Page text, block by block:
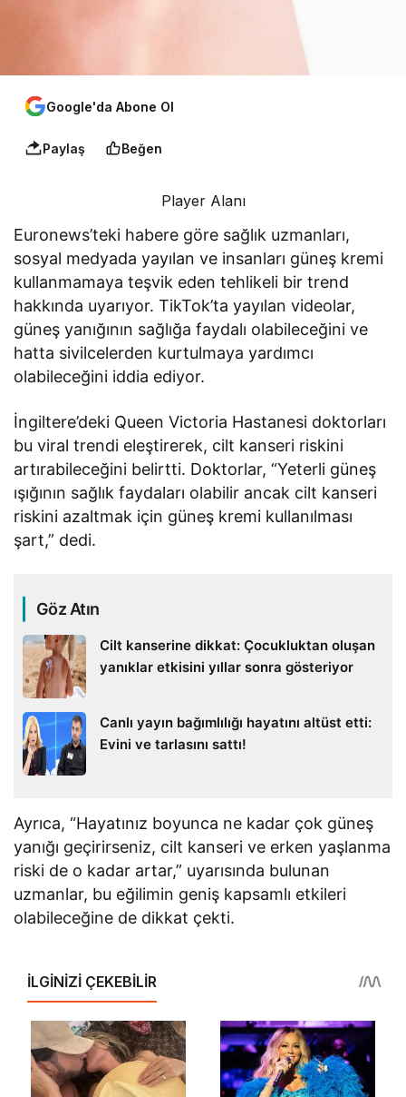
Google'da Abone Ol
Paylaş Beğen
Player Alanı
Euronews’teki habere göre sağlık uzmanları,
sosyal medyada yayılan ve insanları güneş kremi
kullanmamaya teşvik eden tehlikeli bir trend
hakkında uyarıyor. TikTok’ta yayılan videolar,
güneş yanığının sağlığa faydalı olabileceğini ve
hatta sivilcelerden kurtulmaya yardımcı
olabileceğini iddia ediyor.
İngiltere’deki Queen Victoria Hastanesi doktorları
bu viral trendi eleştirerek, cilt kanseri riskini
artırabileceğini belirtti. Doktorlar, “Yeterli güneş
ışığının sağlık faydaları olabilir ancak cilt kanseri
riskini azaltmak için güneş kremi kullanılması
şart,” dedi.
Göz Atın
Cilt kanserine dikkat: Çocukluktan oluşan
yanıklar etkisini yıllar sonra gösteriyor
Canlı yayın bağımlılığı hayatını altüst etti:
Evini ve tarlasını sattı!
Ayrıca, “Hayatınız boyunca ne kadar çok güneş
yanığı geçirirseniz, cilt kanseri ve erken yaşlanma
riski de o kadar artar,” uyarısında bulunan
uzmanlar, bu eğilimin geniş kapsamlı etkileri
olabileceğine de dikkat çekti.